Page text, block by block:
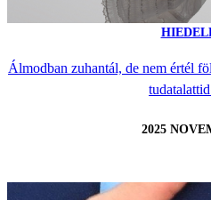
Álmodban zuhantál, de nem értél
2025